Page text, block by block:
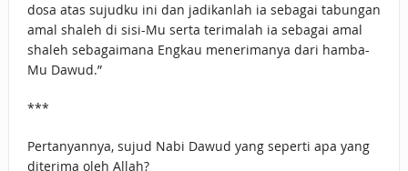
dosa atas sujudku ini dan jadikanlah ia sebagai tabungan
amal shaleh di sisi-Mu serta terimalah ia sebagai amal
shaleh sebagaimana Engkau menerimanya dari hamba-
Mu Dawud.”
***
Pertanyannya, sujud Nabi Dawud yang seperti apa yang
diterima oleh Allah?